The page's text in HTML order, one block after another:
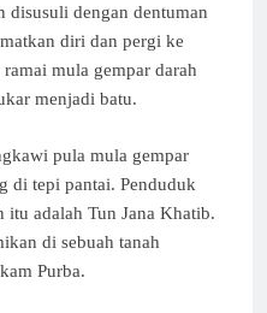
disusuli dengan dentuman
diri dan pergi ke
mula gempar darah
menjadi batu.
pula mula gempar
di tepi pantai. Penduduk
itu adalah Tun Jana Khatib.
di sebuah tanah
Purba.